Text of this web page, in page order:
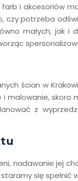
i akcesoriów
potrzeba
małych, jak i
ścian w
malowanie,
z
nadawanie jej
się spełnić